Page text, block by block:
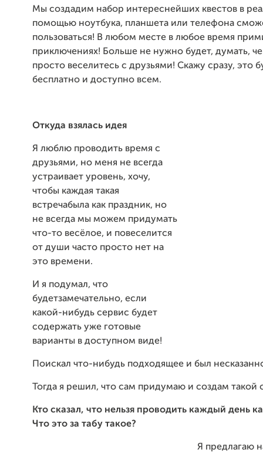
Мы создадим набор интереснейших квестов в
помощью ноутбука, планшета или телефона
пользоваться! В любом месте в любое время
приключениях! Больше не нужно будет, думать,
просто веселитесь с друзьями! Скажу сразу, это
бесплатно и доступно всем.
Откуда взялась идея
Я люблю проводить время с
друзьями, но меня не всегда
устраивает уровень, хочу,
чтобы каждая такая
встречабыла как праздник, но
не всегда мы можем придумать
что-то весёлое, и повеселится
от души часто просто нет на
это времени.
И я подумал, что
будетзамечательно, если
какой-нибудь сервис будет
содержать уже готовые
варианты в доступном виде!
Поискал что-нибудь подходящее и был
Тогда я решил, что сам придумаю и создам такой
Кто сказал, что нельзя проводить каждый день
Что это за табу такое?
Я предлагаю